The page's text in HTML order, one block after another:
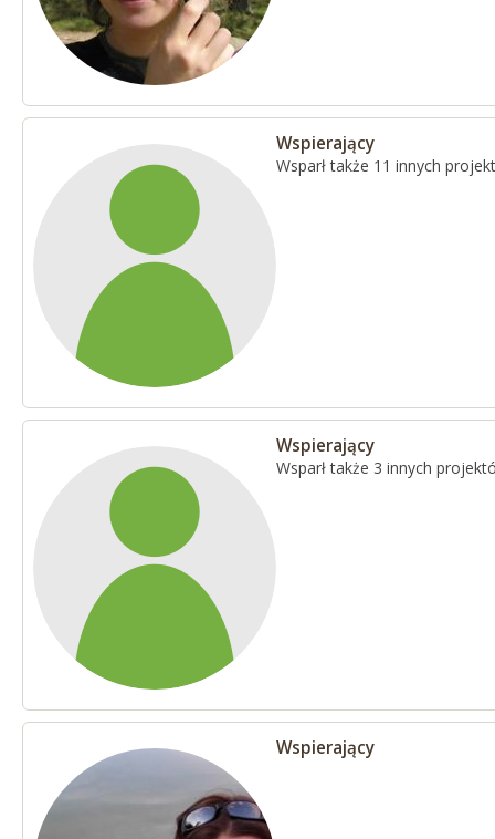
Wspierający
Wsparł także 11 innych
Wspierający
Wsparł także 3 innych
Wspierający